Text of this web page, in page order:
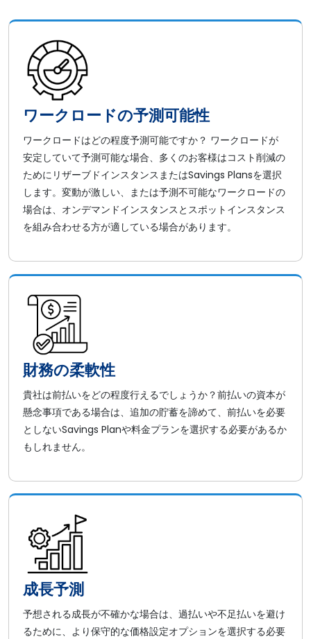
ワークロードの予測可能性
ワークロードはどの程度予測可能ですか？ ワークロードが
安定していて予測可能な場合、多くのお客様はコスト削減の
ためにリザーブドインスタンスまたはSavings Plansを選択
します。変動が激しい、または予測不可能なワークロードの
場合は、オンデマンドインスタンスとスポットインスタンス
を組み合わせる方が適している場合があります。
財務の柔軟性
貴社は前払いをどの程度行えるでしょうか？前払いの資本が
懸念事項である場合は、追加の貯蓄を諦めて、前払いを必要
としないSavings Planや料金プランを選択する必要があるか
もしれません。
成長予測
予想される成長が不確かな場合は、過払いや不足払いを避け
るために、より保守的な価格設定オプションを選択する必要